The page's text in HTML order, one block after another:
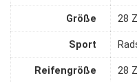
Größe ‎28
Sport
Reifengröße ‎28